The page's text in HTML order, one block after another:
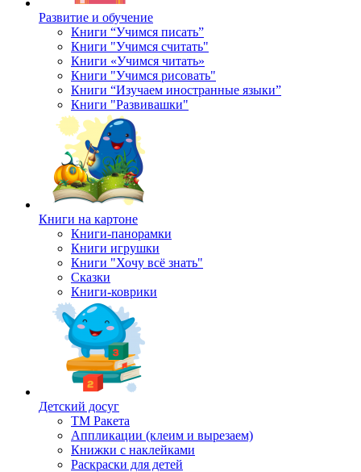
Развитие и обучение
Книги “Учимся писать”
Книги "Учимся считать"
Книги «Учимся читать»
Книги "Учимся рисовать"
Книги “Изучаем иностранные языки”
Книги "Развивашки"
Книги на картоне
Книги-панорамки
Книги игрушки
Книги "Хочу всё знать"
Сказки
Книги-коврики
Детский досуг
ТМ Ракета
Аппликации (клеим и вырезаем)
Книжки с наклейками
Раскраски для детей